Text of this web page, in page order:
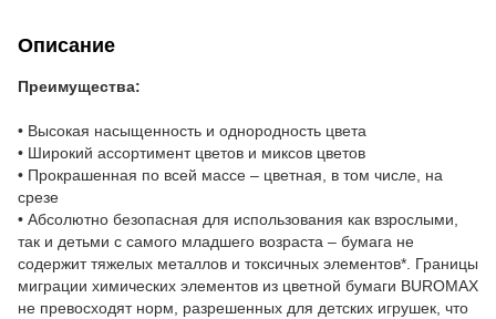
Описание
Преимущества:
• Высокая насыщенность и однородность цвета
• Широкий ассортимент цветов и миксов цветов
• Прокрашенная по всей массе – цветная, в том числе, на
срезе
• Абсолютно безопасная для использования как взрослыми,
так и детьми с самого младшего возраста – бумага не
содержит тяжелых металлов и токсичных элементов*. Границы
миграции химических элементов из цветной бумаги BUROMAX
не превосходят норм, разрешенных для детских игрушек, что